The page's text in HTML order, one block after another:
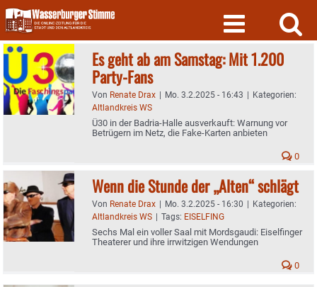
Skip
to
content
Es geht ab am Samstag: Mit 1.200
Party-Fans
Von Renate Drax | Mo. 3.2.2025 - 16:43 | Kategorien:
Altlandkreis WS
Ü30 in der Badria-Halle ausverkauft: Warnung vor
Betrügern im Netz, die Fake-Karten anbieten
0
Wenn die Stunde der „Alten“ schlägt
Von Renate Drax | Mo. 3.2.2025 - 16:30 | Kategorien:
Altlandkreis WS | Tags: EISELFING
Sechs Mal ein voller Saal mit Mordsgaudi: Eiselfinger
Theaterer und ihre irrwitzigen Wendungen
0